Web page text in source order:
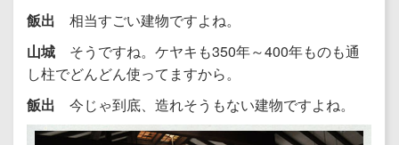
飯出 相当すごい建物ですよね。
山城 そうですね。ケヤキも350年～400年ものも通
し柱でどんどん使ってますから。
飯出 今じゃ到底、造れそうもない建物ですよね。